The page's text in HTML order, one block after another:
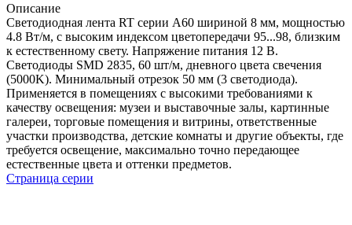
Описание
Светодиодная лента RT серии A60 шириной 8 мм, мощностью
4.8 Вт/м, с высоким индексом цветопередачи 95...98, близким
к естественному свету. Напряжение питания 12 В.
Светодиоды SMD 2835, 60 шт/м, дневного цвета свечения
(5000K). Минимальный отрезок 50 мм (3 светодиода).
Применяется в помещениях с высокими требованиями к
качеству освещения: музеи и выставочные залы, картинные
галереи, торговые помещения и витрины, ответственные
участки производства, детские комнаты и другие объекты, где
требуется освещение, максимально точно передающее
естественные цвета и оттенки предметов.
Страница серии